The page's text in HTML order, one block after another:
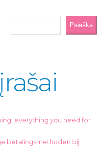
Paieška
everything you need for
betalingsmethoden bij